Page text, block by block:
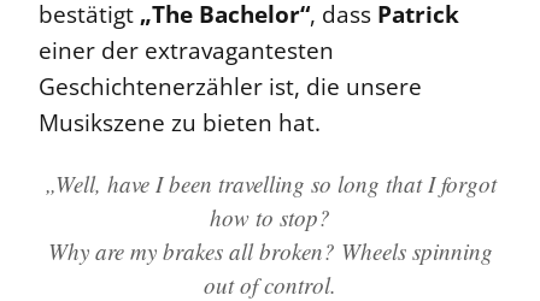
bestätigt „The Bachelor“, dass Patrick
einer der extravagantesten
Geschichtenerzähler ist, die unsere
Musikszene zu bieten hat.
„Well, have I been travelling so long that I forgot
how to stop?
Why are my brakes all broken? Wheels spinning
out of control.